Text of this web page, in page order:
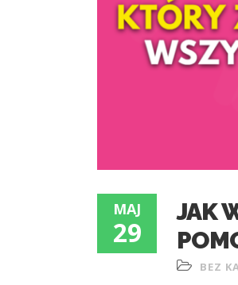
MAJ
29
JAK
BEZ